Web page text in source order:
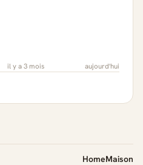
il y a 3 mois aujourd'hui
HomeMaison